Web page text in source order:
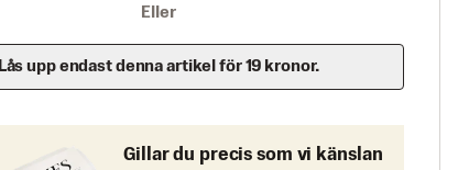
Eller
Lås upp endast denna artikel för 19 kronor.
Gillar du precis som vi känslan